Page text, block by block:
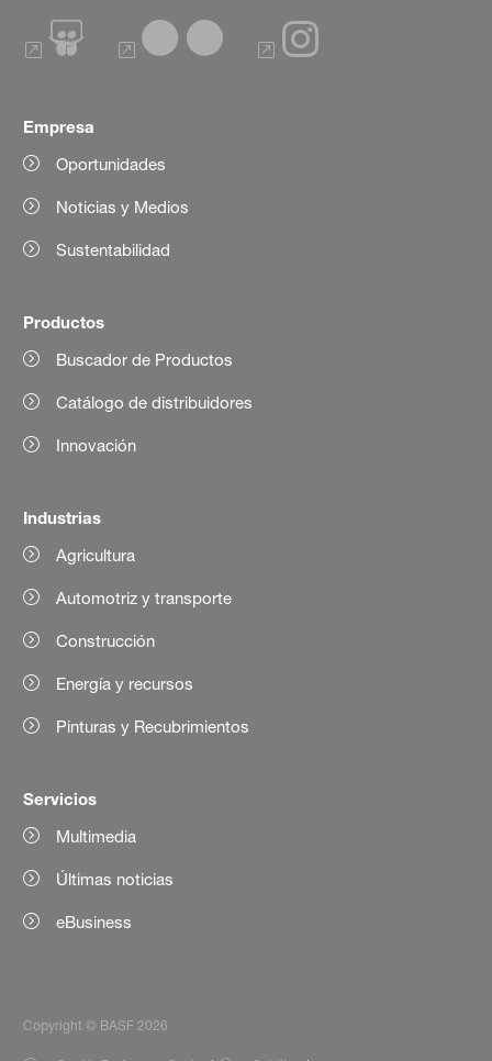
Empresa
Oportunidades
Noticias y Medios
Sustentabilidad
Productos
Buscador de Productos
Catálogo de distribuidores
Innovación
Industrias
Agricultura
Automotriz y transporte
Construcción
Energía y recursos
Pinturas y Recubrimientos
Servicios
Multimedia
Últimas noticias
eBusiness
Copyright © BASF 2026